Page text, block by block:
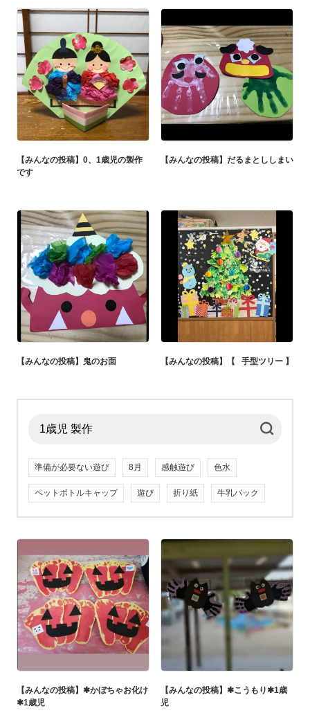
【みんなの投稿】0、1歳児の製作
です
【みんなの投稿】だるまとししまい
【みんなの投稿】鬼のお面 【みんなの投稿】【⠀手型ツリー 】
準備が必要ない遊び 8月 感触遊び 色水
ペットボトルキャップ 遊び 折り紙 牛乳パック
【みんなの投稿】✱かぼちゃお化け
✱1歳児
【みんなの投稿】✱こうもり✱1歳
児